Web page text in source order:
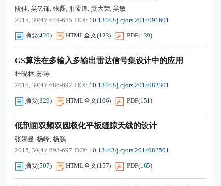
段佳, 吴亿锋, 张磊, 邢孟道, 黄大荣, 吴敏
2015, 30(4): 679-685. DOI: 10.13443/j.cjors.2014091601
摘要(420) HTML全文(123) PDF(139)
GS算法在多输入多输出雷达信号集设计中的应用
杜晓林, 苏涛
2015, 30(4): 686-692. DOI: 10.13443/j.cjors.2014082301
摘要(329) HTML全文(106) PDF(151)
低剖面双频双圆极化平板缝隙天线的设计
张娜曼, 杨峰, 杨鹏
2015, 30(4): 693-697. DOI: 10.13443/j.cjors.2014082501
摘要(507) HTML全文(157) PDF(165)